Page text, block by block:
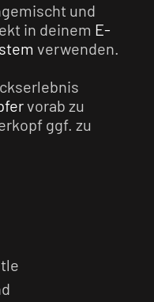
und
in deinem E-
verwenden.
vorab zu
ggf. zu